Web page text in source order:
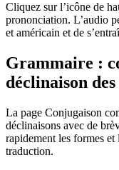
Cliquez sur l’icône de
prononciation. L’audio
et américain et de
Grammaire :
déclinaison
La page Conjugaison
déclinaisons avec de
rapidement les formes
traduction.